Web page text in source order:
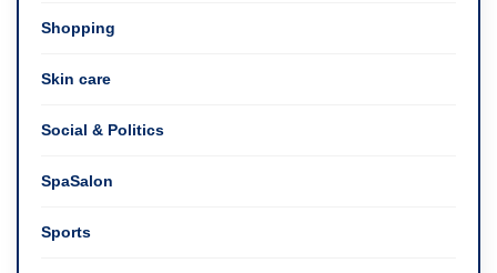
Shopping
Skin care
Social & Politics
SpaSalon
Sports